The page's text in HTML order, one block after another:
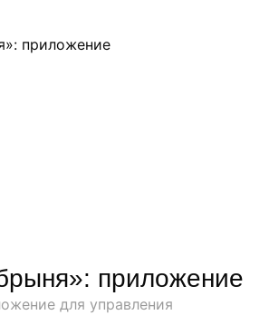
приложение
для управления